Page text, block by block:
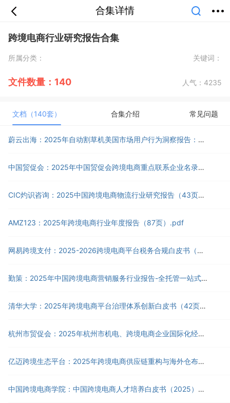
合集详情
首页 分类 专题
外语
生活
智库
城市 汽车
跨境电商行业研究报告合集
所属分类： 关键词：
文件数量：140 人气： 4235
文档（140套） 合集介绍 常见问题
蔚云出海：2025年自动割草机美国市场用户行为洞察报告：数据驱动的跨境电商品牌化转型市场指南（30页）.pdf
中国贸促会：2025年中国贸促会跨境电商重点联系企业名录（69页）.pdf
CIC灼识咨询：2025中国跨境电商物流行业研究报告（43页）.pdf
AMZ123：2025年跨境电商行业年度报告（87页）.pdf
网易跨境支付：2025-2026跨境电商平台税务合规白皮书（32页）.pdf
勤策：2025年中国跨境电商营销服务行业报告-全托管一站式营销服务兴起（26页）.pdf
清华大学：2025年跨境电商平台治理体系创新白皮书（42页）.pdf
杭州市贸促会：2025年杭州市机电、跨境电商企业国际化经营风控法务指引报告（88页）.pdf
亿迈跨境生态平台：2025年跨境电商供应链重构与海外仓布局策略报告（39页）.pdf
中国跨境电商学院：中国跨境电商人才培养白皮书（2025）（70页）.pdf